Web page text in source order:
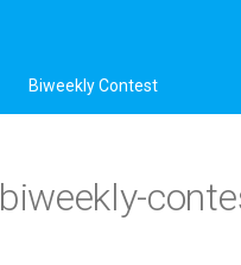
Biweekly Contest
biweekly-